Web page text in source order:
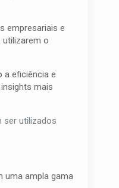
empresariais e
utilizarem o
a eficiência e
mais
ser utilizados
uma ampla gama